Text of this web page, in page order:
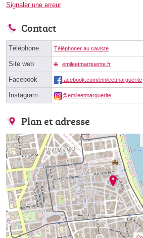
Signaler une erreur
Contact
Téléphone Téléphoner au caviste
Site web emileetmarguerite.fr
Facebook facebook.com/emileetmarguerite
Instagram @emileetmarguerite
Plan et adresse